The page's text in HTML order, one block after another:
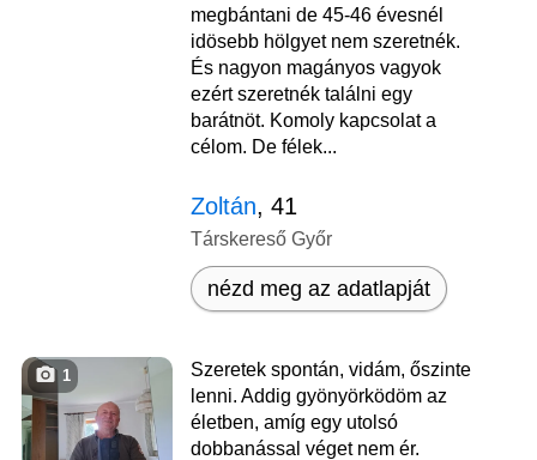
megbántani de 45-46 évesnél
idösebb hölgyet nem szeretnék.
És nagyon magányos vagyok
ezért szeretnék találni egy
barátnöt. Komoly kapcsolat a
célom. De félek...
Zoltán, 41
Társkereső Győr
nézd meg az adatlapját
1
Szeretek spontán, vidám, őszinte
lenni. Addig gyönyörködöm az
életben, amíg egy utolsó
dobbanással véget nem ér.